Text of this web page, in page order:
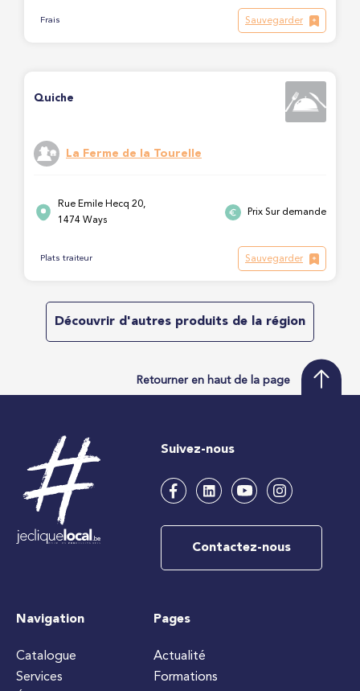
Frais Sauvegarder
Quiche
La Ferme de la Tourelle
Rue Emile Hecq 20,
1474 Ways
Prix Sur demande
Plats traiteur Sauvegarder
Découvrir d'autres produits de la région
Retourner en haut de la page
Suivez-nous
Contactez-nous
Navigation
Catalogue
Services
Pages
Actualité
Formations